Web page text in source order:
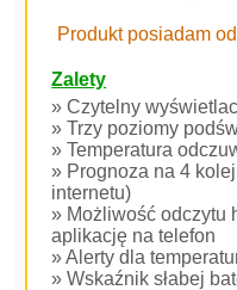
Produkt posiadam od
Zalety
» Czytelny
» Trzy poziomy
» Temperatura
» Prognoza na 4
internetu)
» Możliwość odczytu
aplikację na telefon
» Alerty dla
» Wskaźnik słabej